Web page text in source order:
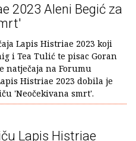
2023 Aleni Begić za
Lapis Histriae 2023 koji
i Tea Tulić te pisac Goran
natječaja na Forumu
Histriae 2023 dobila je
'Neočekivana smrt'.
Lapis Histriae